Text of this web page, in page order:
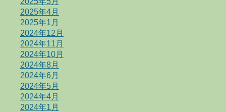
2025年4月
2025年1月
2024年12月
2024年11月
2024年10月
2024年8月
2024年6月
2024年5月
2024年4月
2024年1月